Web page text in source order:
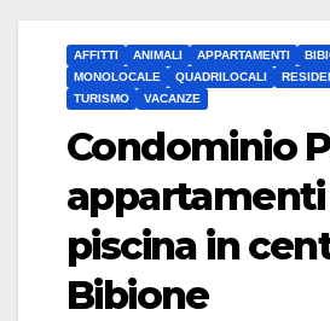
AFFITTI ANIMALI APPARTAMENTI
MONOLOCALE
QUADRILOCALI
TURISMO
VACANZE
Condominio
piscina in
Bibione